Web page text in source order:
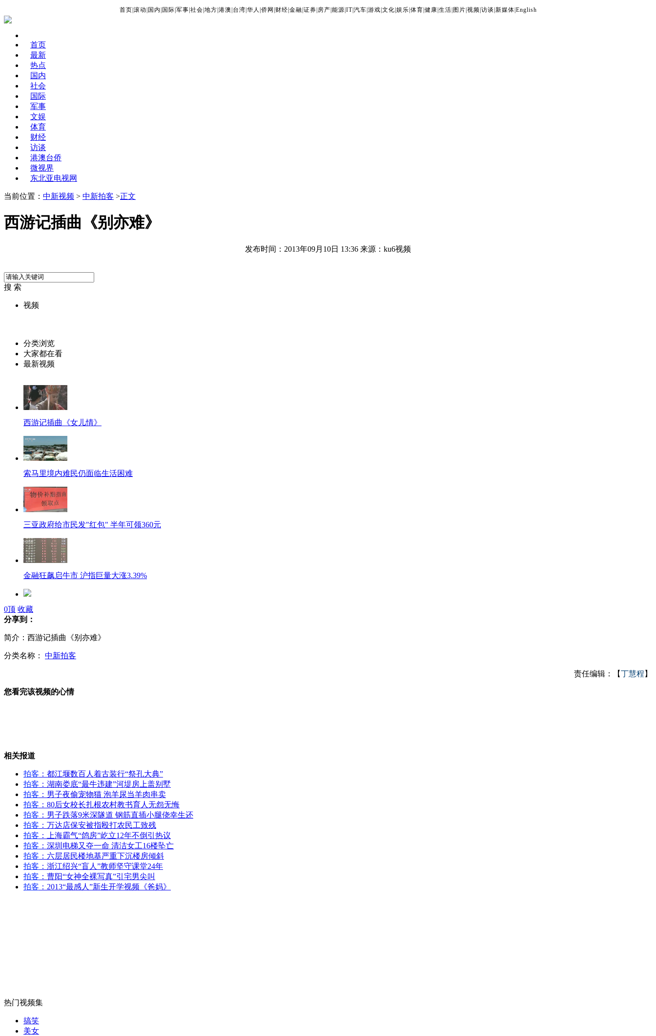
首页 滚动 国内 国际 军事 社会 地方 港澳 台湾 华人 侨网 财经 金融 证券 房产 能源 IT| 汽车 游戏 文化 娱乐 体育 健康 生活 图片 视频 访谈 新媒体 English
首页
最新
热点
国内
社会
国际
军事
文娱
体育
财经
访谈
港澳台侨
微视界
东北亚电视网
当前位置： 中新视频 > 中新拍客 >正文
西游记插曲《别亦难》
发布时间：2013年09月10日 13:36 来源：ku6视频
搜 索
视频
分类浏览
大家都在看
最新视频
西游记插曲《女儿情》
索马里境内难民仍面临生活困难
三亚政府给市民发"红包" 半年可领360元
金融狂飙启牛市 沪指巨量大涨3.39%
济南民众抢提公积金挤爆服务大厅
张艺谋新片《归来》 陈道明牵手巩俐
邯郸5岁女孩被狗咬死 警方追捕“杀人狗”
李湘正式加盟深圳卫视 对转会费非常满意
网曝好声音冠军梁博美国街头献艺
山西运城恶犬咬伤多人 警民合力深夜将其击毙
外交部：有关国家言论片面不公正
0顶 收藏
分享到：
简介：西游记插曲《别亦难》
分类名称： 中新拍客
责任编辑：【丁慧程 】
您看完该视频的心情
相关报道
拍客 ：都江堰数百人着古装行“祭孔大典”
拍客 ：湖南娄底“最牛违建”河堤房上盖别墅
拍客 ：男子夜偷宠物猫 泡羊尿当羊肉串卖
拍客 ：80后女校长扎根农村教书育人无怨无悔
拍客 ：男子跌落9米深隧道 钢筋直插小腿侥幸生还
拍客 ：万达店保安被指殴打农民工致残
拍客 ：上海霸气“鸽房”屹立12年不倒引热议
拍客 ：深圳电梯又夺一命 清洁女工16楼坠亡
拍客 ：六层居民楼地基严重下沉楼房倾斜
拍客 ：浙江绍兴“盲人”教师坚守课堂24年
拍客 ：曹阳“女神全裸写真”引宅男尖叫
拍客 ：2013“最感人”新生开学视频《爸妈》
热门视频集
搞笑
美女